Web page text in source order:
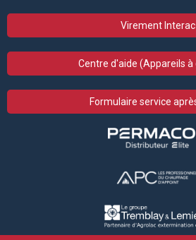
Virement Interac
Centre d'aide (Appareils à
Formulaire service